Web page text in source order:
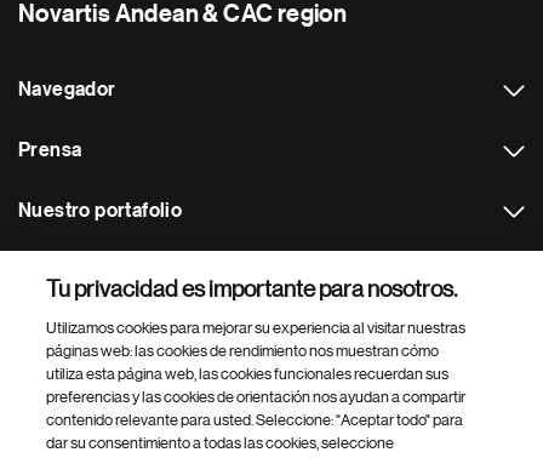
Novartis Andean & CAC region
Navegador
Prensa
Nuestro portafolio
Footer Site Search
Tu privacidad es importante para nosotros.
Utilizamos cookies para mejorar su experiencia al visitar nuestras
páginas web: las cookies de rendimiento nos muestran cómo
utiliza esta página web, las cookies funcionales recuerdan sus
preferencias y las cookies de orientación nos ayudan a compartir
contenido relevante para usted. Seleccione: "Aceptar todo" para
dar su consentimiento a todas las cookies, seleccione